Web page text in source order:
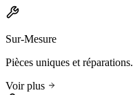
Sur-Mesure
Pièces uniques et réparations.
Voir plus